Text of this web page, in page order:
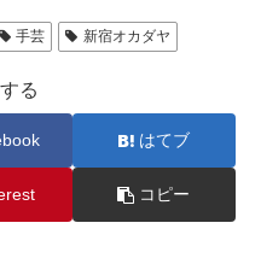
手芸 新宿オカダヤ
る
はてブ
コピー